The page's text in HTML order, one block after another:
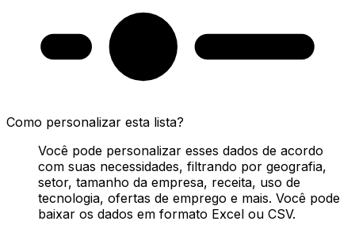
Como personalizar esta lista?
Você pode personalizar esses dados de acordo
com suas necessidades, filtrando por geografia,
setor, tamanho da empresa, receita, uso de
tecnologia, ofertas de emprego e mais. Você pode
baixar os dados em formato Excel ou CSV.